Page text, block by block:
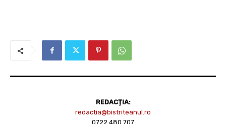
REDACȚIA:
redactia@bistriteanul.ro
0722.480.707